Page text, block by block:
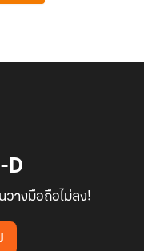
D
างมือถือไม่ลง!